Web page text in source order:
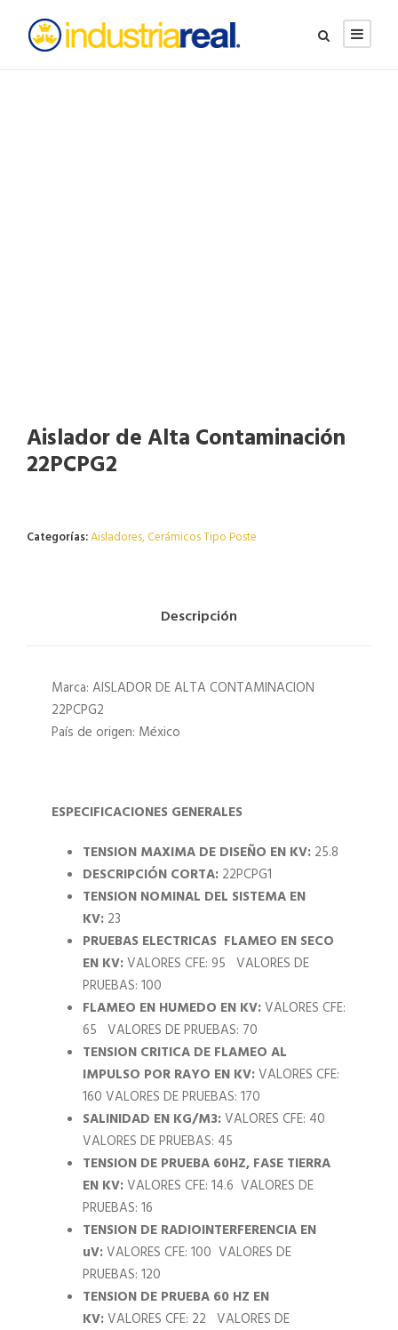
Aislador de Alta Contaminación
22PCPG2
Categorías:Aisladores,Cerámicos Tipo Poste
Descripción
Marca: AISLADOR DE ALTA CONTAMINACION
22PCPG2
País de origen: México
ESPECIFICACIONES GENERALES
TENSION MAXIMA DE DISEÑO EN KV: 25.8
DESCRIPCIÓN CORTA: 22PCPG1
TENSION NOMINAL DEL SISTEMA EN
KV: 23
PRUEBAS ELECTRICAS FLAMEO EN SECO
EN KV:VALORES CFE: 95 VALORES DE
PRUEBAS: 100
FLAMEO EN HUMEDO EN KV:VALORES CFE:
65 VALORES DE PRUEBAS: 70
TENSION CRITICA DE FLAMEO AL
IMPULSO POR RAYO EN KV:VALORES CFE:
160 VALORES DE PRUEBAS: 170
SALINIDAD EN KG/M3:VALORES CFE: 40
VALORES DE PRUEBAS: 45
TENSION DE PRUEBA 60HZ, FASE TIERRA
EN KV:VALORES CFE: 14.6 VALORES DE
PRUEBAS: 16
TENSION DE RADIOINTERFERENCIA EN
uV:VALORES CFE: 100 VALORES DE
PRUEBAS: 120
TENSION DE PRUEBA 60 HZ EN
KV:VALORES CFE: 22 VALORES DE